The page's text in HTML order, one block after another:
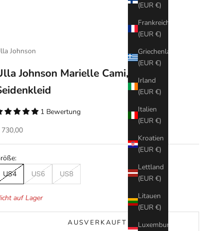
(EUR €)
Frankreich
(EUR €)
Griechenland
(EUR €)
Irland
(EUR €)
Italien
(EUR €)
Kroatien
(EUR €)
Lettland
(EUR €)
Litauen
(EUR €)
Luxemburg
Johnson
Johnson Marielle Cami, Ivory,
1 Bewertung
US4
US6 US8
auf Lager
AUSVERKAUFT